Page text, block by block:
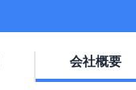
会社概要